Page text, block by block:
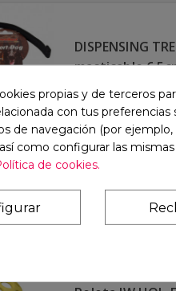
DISPENSING
masticable
STARMARK
propias y de terceros
con tus
de navegación (por ejemplo,
como configurar las
de cookies.